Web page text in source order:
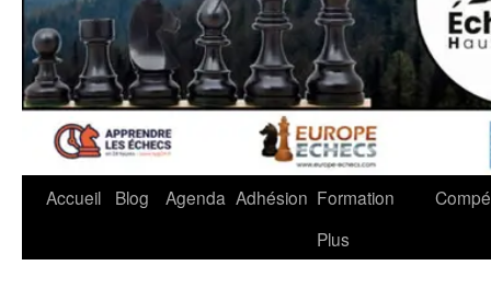
Accueil Blog Agenda Adhésion Formation
Plus